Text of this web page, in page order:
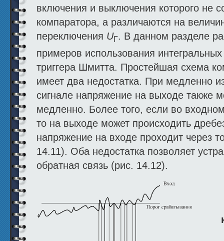
включения и выключения которого не
компаратора, а различаются на
переключения UГ. В данном разделе
примеров использования
триггера Шмитта. Простейшая схема
имеет два недостатка. При медленно
сигнале напряжение на выходе также
медленно. Более того, если во
то на выходе может происходить
напряжение на входе проходит через
14.11). Оба недостатка позволяет
обратная связь (рис. 14.12).